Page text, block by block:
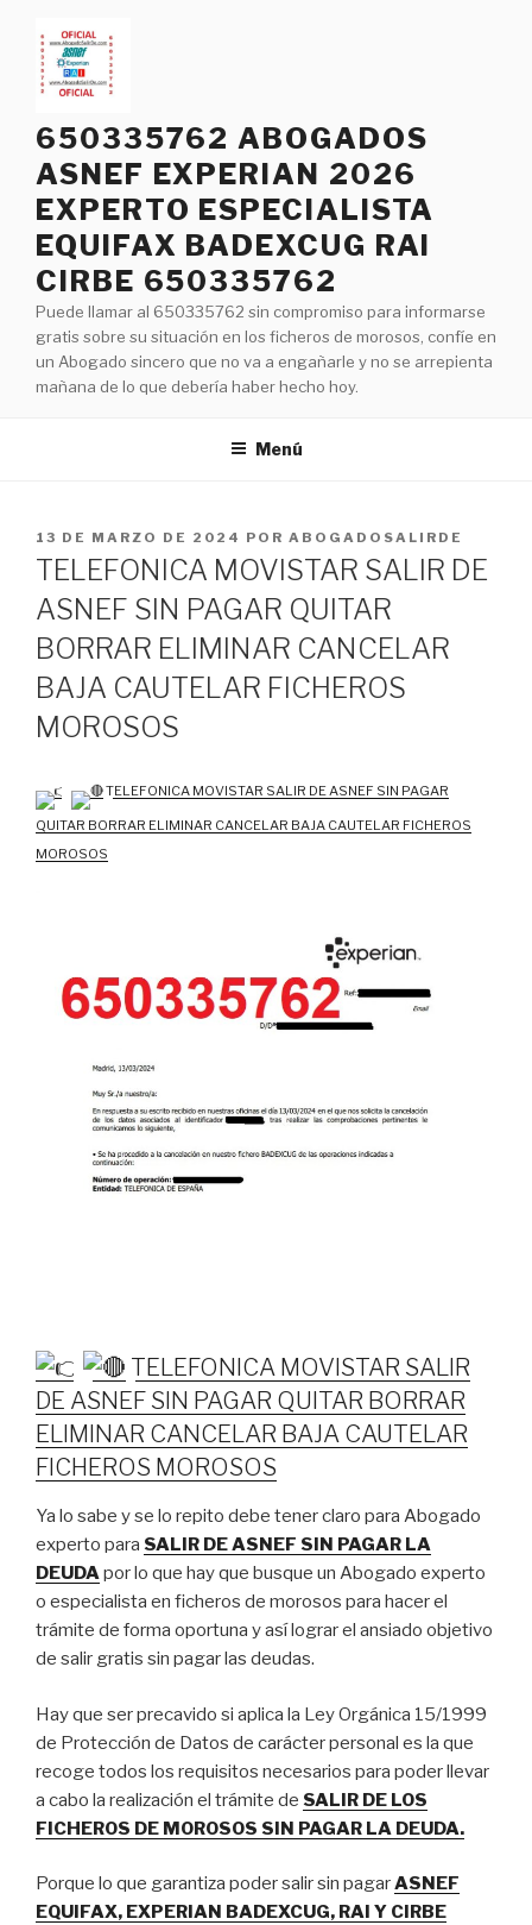
contenido
650335762 ABOGADOS
ASNEF EXPERIAN 2026
EXPERTO ESPECIALISTA
EQUIFAX BADEXCUG RAI
CIRBE 650335762
Puede llamar al 650335762 sin compromiso para informarse
gratis sobre su situación en los ficheros de morosos, confíe en
un Abogado sincero que no va a engañarle y no se arrepienta
mañana de lo que debería haber hecho hoy.
Menú
PUBLICADO
EL
13 DE MARZO DE 2024 POR ABOGADOSALIRDE
TELEFONICA MOVISTAR SALIR DE
ASNEF SIN PAGAR QUITAR
BORRAR ELIMINAR CANCELAR
BAJA CAUTELAR FICHEROS
MOROSOS
TELEFONICA MOVISTAR SALIR DE ASNEF SIN PAGAR
QUITAR BORRAR ELIMINAR CANCELAR BAJA CAUTELAR FICHEROS
MOROSOS
TELEFONICA MOVISTAR SALIR
DE ASNEF SIN PAGAR QUITAR BORRAR
ELIMINAR CANCELAR BAJA CAUTELAR
FICHEROS MOROSOS
Ya lo sabe y se lo repito debe tener claro para Abogado
experto para SALIR DE ASNEF SIN PAGAR LA
DEUDApor lo que hay que busque un Abogado experto
o especialista en ficheros de morosos para hacer el
trámite de forma oportuna y así lograr el ansiado objetivo
de salir gratis sin pagar las deudas.
Hay que ser precavido si aplica la Ley Orgánica 15/1999
de Protección de Datos de carácter personal es la que
recoge todos los requisitos necesarios para poder llevar
a cabo la realización el trámite de SALIR DE LOS
FICHEROS DE MOROSOS SIN PAGAR LA DEUDA.
Porque lo que garantiza poder salir sin pagarASNEF
EQUIFAX, EXPERIAN BADEXCUG, RAI Y CIRBE